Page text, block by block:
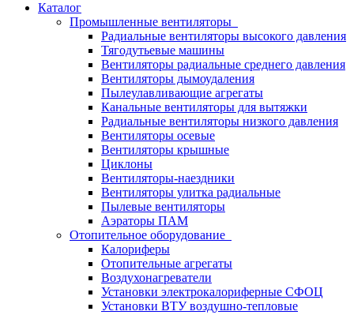
Каталог
Промышленные вентиляторы
Радиальные вентиляторы высокого давления
Тягодутьевые машины
Вентиляторы радиальные среднего давления
Вентиляторы дымоудаления
Пылеулавливающие агрегаты
Канальные вентиляторы для вытяжки
Радиальные вентиляторы низкого давления
Вентиляторы осевые
Вентиляторы крышные
Циклоны
Вентиляторы-наездники
Вентиляторы улитка радиальные
Пылевые вентиляторы
Аэраторы ПАМ
Отопительное оборудование
Калориферы
Отопительные агрегаты
Воздухонагреватели
Установки электрокалориферные СФОЦ
Установки ВТУ воздушно-тепловые